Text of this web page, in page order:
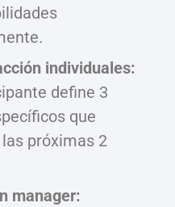
individuales:
define 3
que
próximas 2
manager: